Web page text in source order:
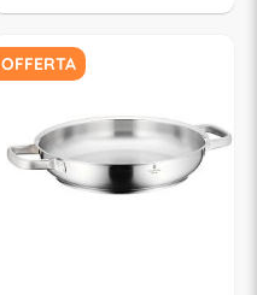
OFFERTA